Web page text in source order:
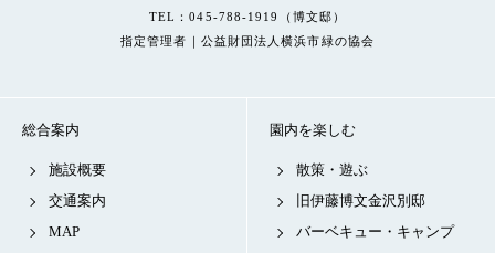
TEL：045-788-1919（博文邸）
指定管理者｜公益財団法人横浜市緑の協会
総合案内
施設概要
交通案内
MAP
園内を楽しむ
散策・遊ぶ
旧伊藤博文金沢別邸
バーベキュー・キャンプ